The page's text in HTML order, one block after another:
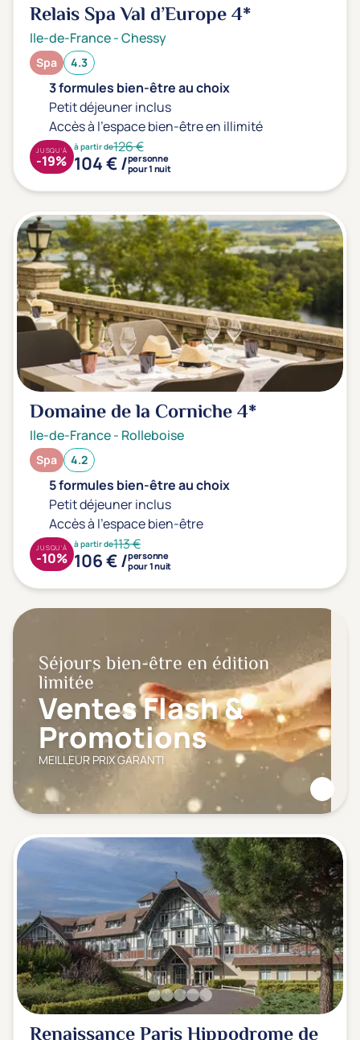
Relais Spa Val d’Europe4*
Ile-de-France-Chessy
Spa 4.3
3 formules bien-être au choix
Petit déjeuner inclus
Accès à l'espace bien-être en illimité
à partir de126 €
104 € /personne
pour 1 nuit
JUSQU'À
-19%
Domaine de la Corniche4*
Ile-de-France- Rolleboise
Spa 4.2
5 formules bien-être au choix
Petit déjeuner inclus
Accès à l'espace bien-être
à partir de113 €
106 € /personne
pour 1 nuit
JUSQU'À
-10%
Séjours bien-être en édition
limitée
Ventes Flash &
Promotions
MEILLEUR PRIX GARANTI